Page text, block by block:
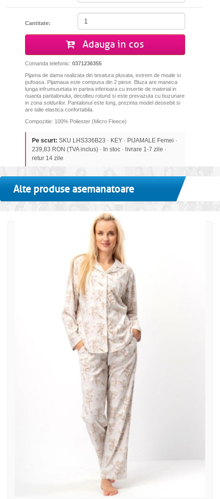
Cantitate:
Adauga in cos
Comanda telefonic: 0371236355
Pijama de dama realizata din tesatura plusata, extrem de moale si
pufoasa. Pijamaua este compusa din 2 piese. Bluza are maneca
lunga infrumusetata in partea inferioara cu insertie de material in
nuanta pantalonului, decolteu rotund si este prevazuta cu buzunare
in zona soldurilor. Pantalonul este lung, prezinta model deosebitsi
are talie elastica confortabila.
Compozitie: 100% Poliester (Micro Fleece)
Pe scurt: SKU LHS336B23 · KEY · PIJAMALE Femei ·
239,83 RON (TVA inclus) · In stoc · livrare 1-7 zile ·
retur 14 zile
Alte produse asemanatoare